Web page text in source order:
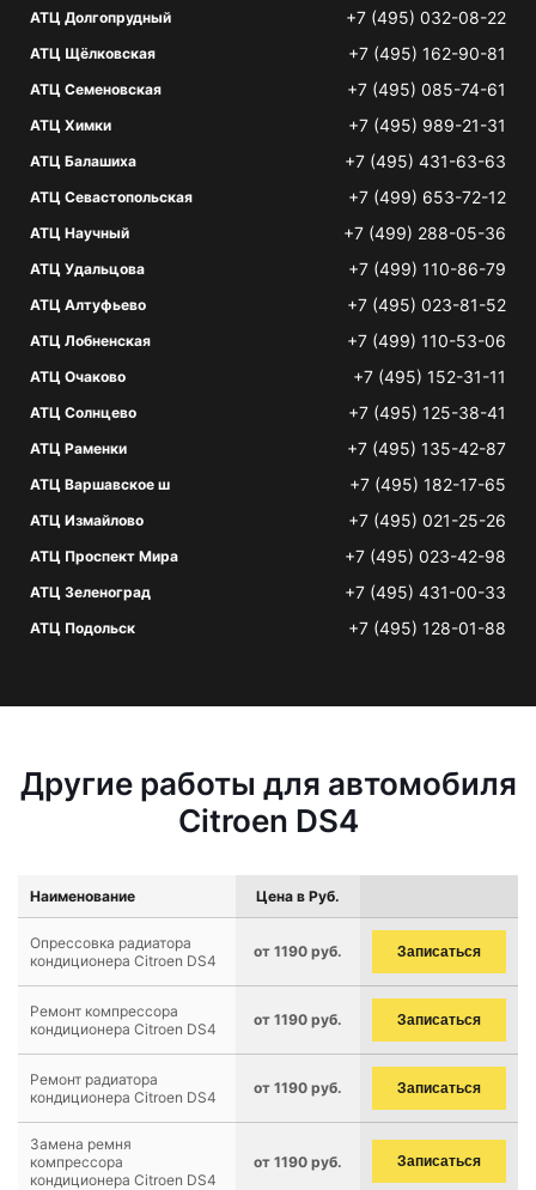
АТЦ Долгопрудный +7 (495) 032-08-22
АТЦ Щёлковская +7 (495) 162-90-81
АТЦ Семеновская +7 (495) 085-74-61
АТЦ Химки +7 (495) 989-21-31
АТЦ Балашиха +7 (495) 431-63-63
АТЦ Севастопольская +7 (499) 653-72-12
АТЦ Научный +7 (499) 288-05-36
АТЦ Удальцова +7 (499) 110-86-79
АТЦ Алтуфьево +7 (495) 023-81-52
АТЦ Лобненская +7 (499) 110-53-06
АТЦ Очаково +7 (495) 152-31-11
АТЦ Солнцево +7 (495) 125-38-41
АТЦ Раменки +7 (495) 135-42-87
АТЦ Варшавское ш +7 (495) 182-17-65
АТЦ Измайлово +7 (495) 021-25-26
АТЦ Проспект Мира +7 (495) 023-42-98
АТЦ Зеленоград +7 (495) 431-00-33
АТЦ Подольск +7 (495) 128-01-88
Другие работы для автомобиля
Citroen DS4
Наименование Цена в Руб.
Опрессовка радиатора
кондиционера Citroen DS4
от 1190 руб. Записаться
Ремонт компрессора
кондиционера Citroen DS4
от 1190 руб. Записаться
Ремонт радиатора
кондиционера Citroen DS4
от 1190 руб. Записаться
Замена ремня
компрессора
кондиционера Citroen DS4
от 1190 руб. Записаться